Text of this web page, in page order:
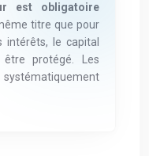
est obligatoire
titre que pour
intérêts, le capital
protégé. Les